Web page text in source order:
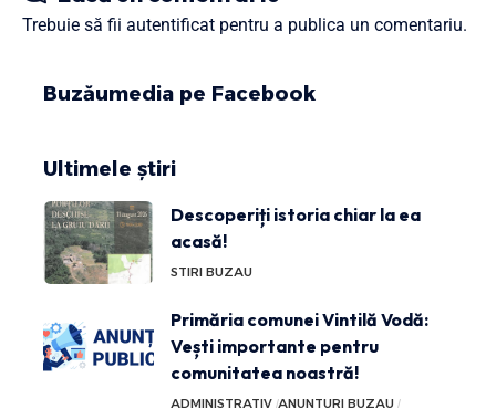
Trebuie să fii autentificat pentru a publica un comentariu.
Buzăumedia pe Facebook
Ultimele știri
Descoperiți istoria chiar la ea
acasă!
STIRI BUZAU
Primăria comunei Vintilă Vodă:
Vești importante pentru
comunitatea noastră!
ADMINISTRATIV ANUNTURI BUZAU